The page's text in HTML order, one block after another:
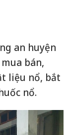
an huyện
bán,
liệu nổ, bắt
nổ.